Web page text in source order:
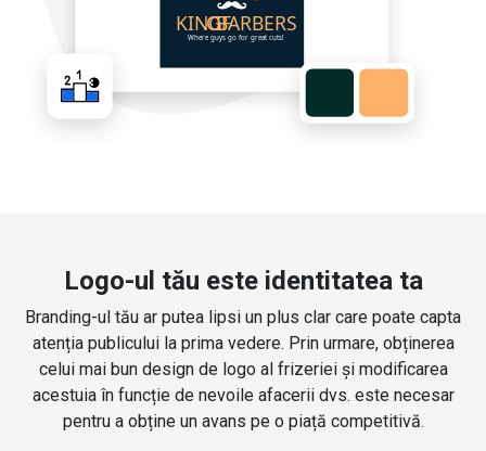
Logo-ul tău este identitatea ta
Branding-ul tău ar putea lipsi un plus clar care poate capta
atenția publicului la prima vedere. Prin urmare, obținerea
celui mai bun design de logo al frizeriei și modificarea
acestuia în funcție de nevoile afacerii dvs. este necesar
pentru a obține un avans pe o piață competitivă.